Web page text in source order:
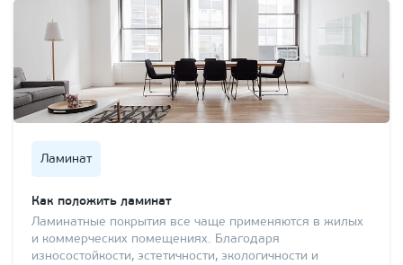
Ламинат
Как положить ламинат
Ламинатные покрытия все чаще применяются в жилых
и коммерческих помещениях. Благодаря
износостойкости, эстетичности, экологичности и